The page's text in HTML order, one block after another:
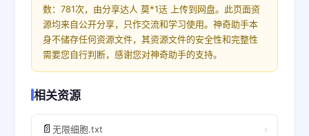
数：781次，由分享达人 莫*1迗 上传到网盘。此页面资
源均来自公开分享，只作交流和学习使用。神奇助手本
身不储存任何资源文件，其资源文件的安全性和完整性
需要您自行判断，感谢您对神奇助手的支持。
相关资源
📄 无限细胞.txt ›